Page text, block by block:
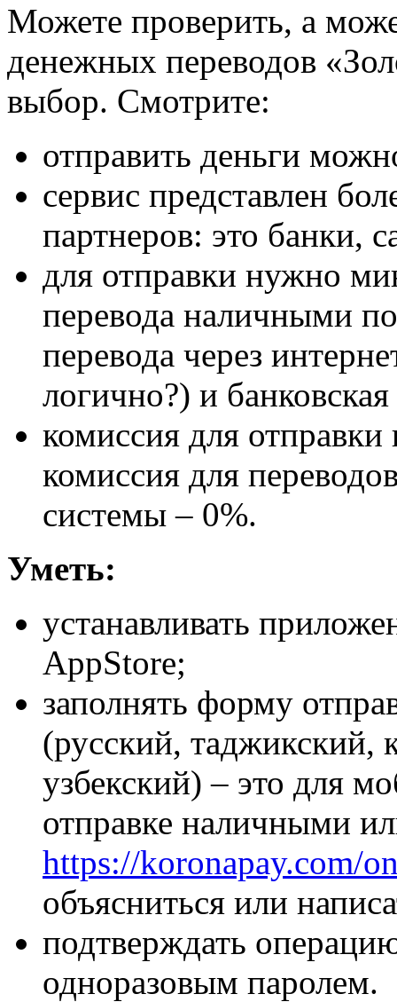
Можете проверить, а
денежных переводов
выбор. Смотрите:
отправить деньги
сервис представлен
партнеров: это банки,
для отправки нужно
перевода наличными
перевода через
логично?) и
комиссия для
комиссия для
системы – 0%.
Уметь:
устанавливать
AppStore;
заполнять форму
(русский, таджикский,
узбекский) – это для
отправке наличными
https://koronapay.com/
объясниться или
подтверждать
одноразовым паролем.